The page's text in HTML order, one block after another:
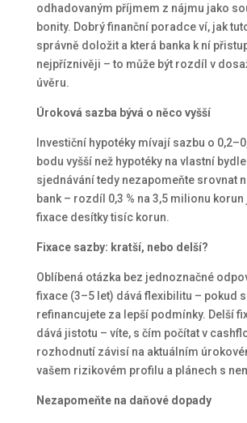
odhadovaným příjmem z nájmu jako
bonity. Dobrý finanční poradce ví, jak
správně doložit a která banka k ní
nejpříznivěji – to může být rozdíl v
úvěru.
Úroková sazba bývá o něco vyšší
Investiční hypotéky mívají sazbu o
bodu vyšší než hypotéky na vlastní
sjednávání tedy nezapomeňte srovnat
bank – rozdíl 0,3 % na 3,5 milionu korun
fixace desítky tisíc korun.
Fixace sazby: kratší, nebo delší?
Oblíbená otázka bez jednoznačné
fixace (3–5 let) dává flexibilitu – pokud
refinancujete za lepší podmínky. Delší
dává jistotu – víte, s čím počítat v
rozhodnutí závisí na aktuálním
vašem rizikovém profilu a plánech s
Nezapomeňte na daňové dopady